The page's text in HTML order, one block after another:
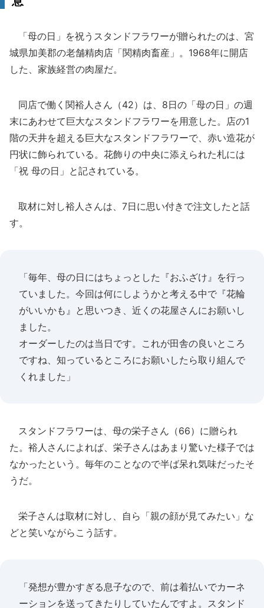
「母の日」を祝うスタンドフラワーが贈られたのは、宮
城県加美郡の老舗精肉店「関精肉畜産」。1968年に開店
した、家族経営の肉屋だ。
同店で働く関裕人さん（42）は、8日の「母の日」の週
末にあわせて巨大なスタンドフラワーを用意した。店の1
階の天井を超える巨大なスタンドフラワーで、赤い造花が
円状に飾られている。花飾りの中央に添えられた札には
「祝 母の日」と記されている。
取材に対し裕人さんは、7日に思い付きで注文したと話
す。
「毎年、母の日にはちょっとした『おふざけ』を行っ
ていました。今回は何にしようかと考える中で『花輪
がいいかも』と思いつき、近くの花屋さんにお願いし
ました。
オーダーしたのは当日です。これが田舎の良いところ
ですね、知っているところにお願いしたら取り組んで
くれました」
スタンドフラワーは、母の栄子さん（66）に贈られ
た。裕人さんによれば、栄子さんはあまり驚いた様子では
なかったという。毎年のことなので半ば呆れ気味だったそ
うだ。
栄子さんは取材に対し、自ら「親の顔が見てみたい」な
どと笑いながらこう話す。
「発想が豊かすぎる息子なので、前は着払いでカーネ
ーションを送ってきたりしていたんですよ。スタンド